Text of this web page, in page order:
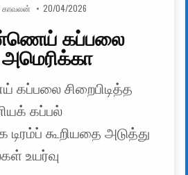
காவலன் PUBLISHED DATE:
20/04/2026
கப்பலை
அமெரிக்கா
சிறைபிடித்த
கப்பல்
கூறியதை அடுத்து
உயர்வு